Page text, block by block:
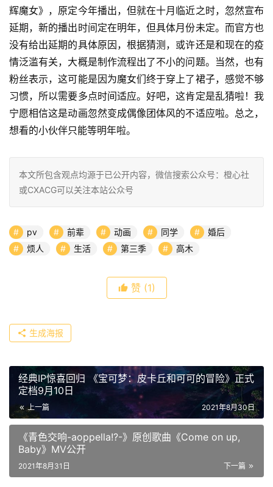
辉魔女》，原定今年播出，但就在十月临近之时，忽然宣布
延期，新的播出时间定在明年，但具体月份未定。而官方也
没有给出延期的具体原因，根据猜测，或许还是和现在的疫
情泛滥有关，大概是制作流程出了不小的问题。当然，也有
粉丝表示，这可能是因为魔女们终于穿上了裙子，感觉不够
习惯，所以需要多点时间适应。好吧，这肯定是乱猜啦！我
宁愿相信这是动画忽然变成偶像团体风的不适应啦。总之，
想看的小伙伴只能等明年啦。
本文所包含观点均源于已公开内容，微信搜索公众号：橙心社
或CXACG可以关注本站公众号
pv 前辈 动画 同学
婚后
烦人
生活 第三季 高木
赞 (1)
生成海报
经典IP惊喜回归 《宝可梦：皮卡丘和可可的冒险》正式
定档9月10日
上一篇 2021年8月30日
《青色交响-aoppella!?-》原创歌曲《Come on up,
Baby》MV公开
下一篇
2021年8月31日